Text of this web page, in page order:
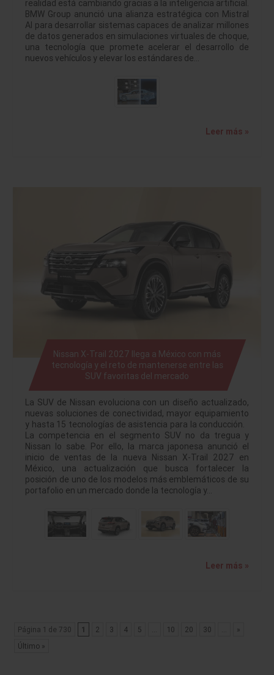
realidad está cambiando gracias a la inteligencia artificial.
BMW Group anunció una alianza estratégica con Mistral
AI para desarrollar sistemas capaces de analizar millones
de datos generados en simulaciones virtuales de choque,
una tecnología que promete acelerar el desarrollo de
nuevos vehículos y elevar los estándares de…
Leer más »
Nissan X-Trail 2027 llega a México con más
tecnología y el reto de mantenerse entre las
SUV favoritas del mercado
La SUV de Nissan evoluciona con un diseño actualizado,
nuevas soluciones de conectividad, mayor equipamiento
y hasta 15 tecnologías de asistencia para la conducción.
La competencia en el segmento SUV no da tregua y
Nissan lo sabe. Por ello, la marca japonesa anunció el
inicio de ventas de la nueva Nissan X-Trail 2027 en
México, una actualización que busca fortalecer la
posición de uno de los modelos más emblemáticos de su
portafolio en un mercado donde la tecnología y…
Leer más »
Página 1 de 730 1 2 3 4 5 10 20 30
»
Último »